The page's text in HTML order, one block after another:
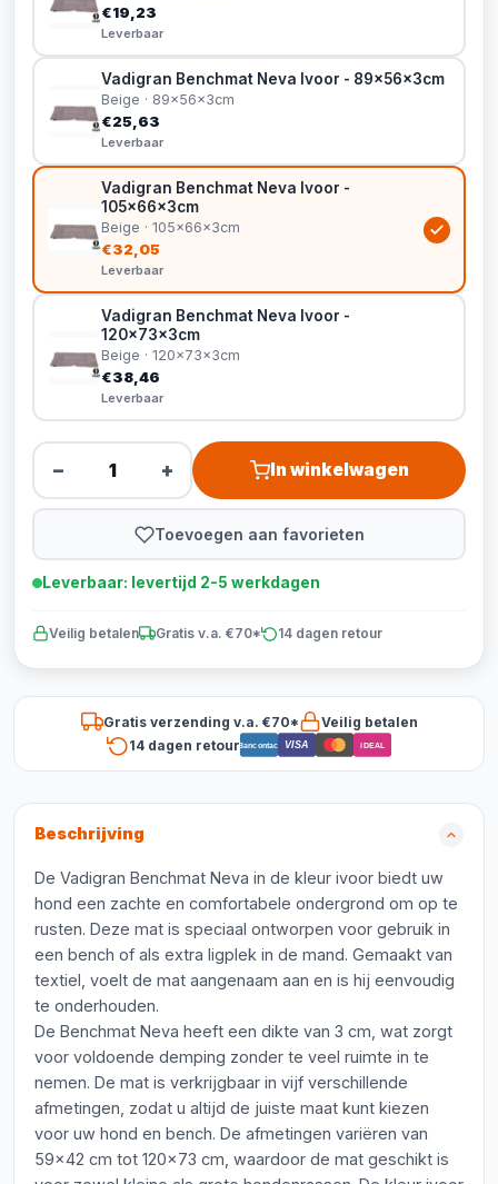
€19,23
Leverbaar
Vadigran Benchmat Neva Ivoor - 89x56x3cm
Beige · 89x56x3cm
€25,63
Leverbaar
Vadigran Benchmat Neva Ivoor -
105x66x3cm
Beige · 105x66x3cm
€32,05
Leverbaar
Vadigran Benchmat Neva Ivoor -
120x73x3cm
Beige · 120x73x3cm
€38,46
Leverbaar
− + In winkelwagen
Toevoegen aan favorieten
Leverbaar: levertijd 2-5 werkdagen
Veilig betalen Gratis v.a. €70* 14 dagen retour
Gratis verzending v.a. €70*
Veilig betalen
14 dagen retourBancontact VISA iDEAL
Beschrijving
De Vadigran Benchmat Neva in de kleur ivoor biedt uw
hond een zachte en comfortabele ondergrond om op te
rusten. Deze mat is speciaal ontworpen voor gebruik in
een bench of als extra ligplek in de mand. Gemaakt van
textiel, voelt de mat aangenaam aan en is hij eenvoudig
te onderhouden.
De Benchmat Neva heeft een dikte van 3 cm, wat zorgt
voor voldoende demping zonder te veel ruimte in te
nemen. De mat is verkrijgbaar in vijf verschillende
afmetingen, zodat u altijd de juiste maat kunt kiezen
voor uw hond en bench. De afmetingen variëren van
59x42 cm tot 120x73 cm, waardoor de mat geschikt is